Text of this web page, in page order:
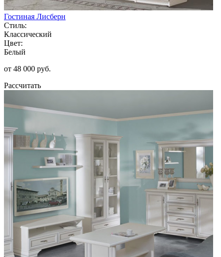
Гостиная Лисберн
Стиль:
Классический
Цвет:
Белый
от 48 000 руб.
Рассчитать